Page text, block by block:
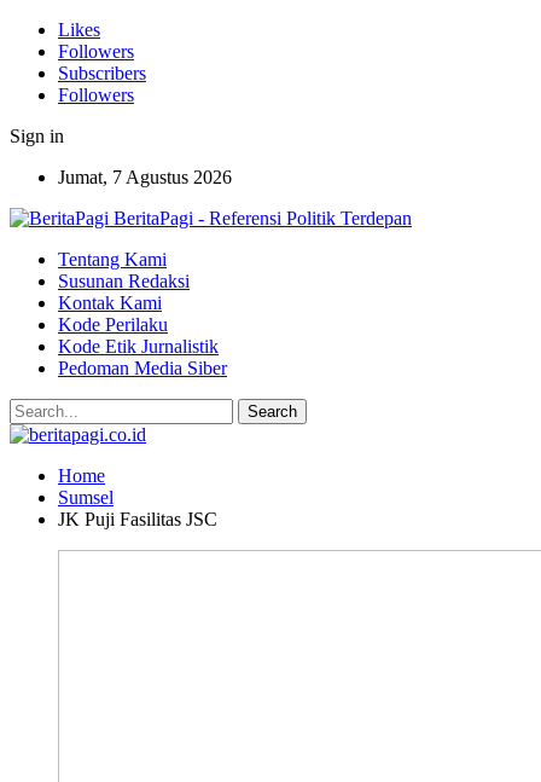
Likes
Followers
Subscribers
Followers
Sign in
Jumat, 7 Agustus 2026
BeritaPagi - Referensi Politik Terdepan
Tentang Kami
Susunan Redaksi
Kontak Kami
Kode Perilaku
Kode Etik Jurnalistik
Pedoman Media Siber
Home
Sumsel
JK Puji Fasilitas JSC